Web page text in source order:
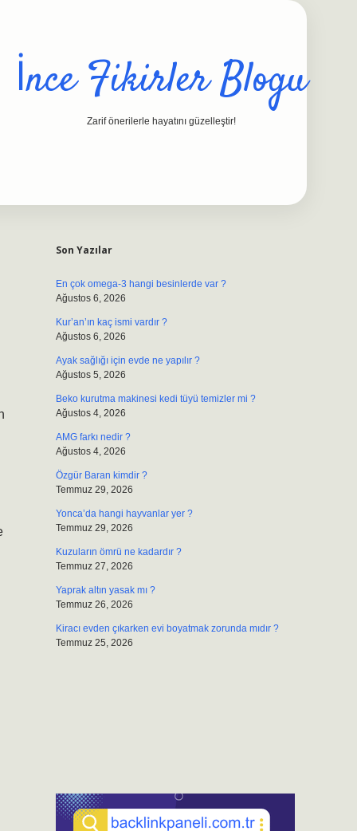
İnce Fikirler Blogu
Zarif önerilerle hayatını güzelleştir!
Son Yazılar
En çok omega-3 hangi besinlerde var ?
Ağustos 6, 2026
Kur’an’ın kaç ismi vardır ?
Ağustos 6, 2026
Ayak sağlığı için evde ne yapılır ?
Ağustos 5, 2026
Beko kurutma makinesi kedi tüyü temizler mi ?
Ağustos 4, 2026
AMG farkı nedir ?
Ağustos 4, 2026
Özgür Baran kimdir ?
Temmuz 29, 2026
Yonca’da hangi hayvanlar yer ?
Temmuz 29, 2026
Kuzuların ömrü ne kadardır ?
Temmuz 27, 2026
Yaprak altın yasak mı ?
Temmuz 26, 2026
Kiracı evden çıkarken evi boyatmak zorunda mıdır ?
Temmuz 25, 2026